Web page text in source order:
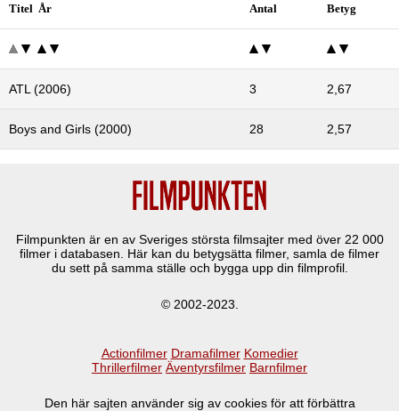
Titel År Antal Betyg
ATL (2006) 3 2,67
Boys and Girls (2000) 28 2,57
Filmpunkten är en av Sveriges största filmsajter med över 22 000
filmer i databasen. Här kan du betygsätta filmer, samla de filmer
du sett på samma ställe och bygga upp din filmprofil.
© 2002-2023.
Actionfilmer Dramafilmer Komedier
Thrillerfilmer Äventyrsfilmer Barnfilmer
Den här sajten använder sig av cookies för att förbättra